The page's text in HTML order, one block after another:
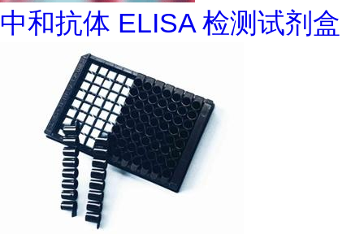
中和抗体 ELISA 检测试剂盒